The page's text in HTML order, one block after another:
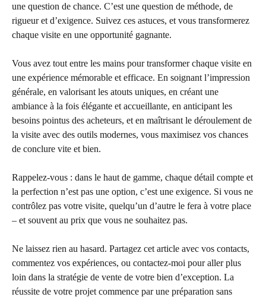
une question de chance. C’est une question de méthode, de
rigueur et d’exigence. Suivez ces astuces, et vous transformerez
chaque visite en une opportunité gagnante.
Vous avez tout entre les mains pour transformer chaque visite en
une expérience mémorable et efficace. En soignant l’impression
générale, en valorisant les atouts uniques, en créant une
ambiance à la fois élégante et accueillante, en anticipant les
besoins pointus des acheteurs, et en maîtrisant le déroulement de
la visite avec des outils modernes, vous maximisez vos chances
de conclure vite et bien.
Rappelez-vous : dans le haut de gamme, chaque détail compte et
la perfection n’est pas une option, c’est une exigence. Si vous ne
contrôlez pas votre visite, quelqu’un d’autre le fera à votre place
– et souvent au prix que vous ne souhaitez pas.
Ne laissez rien au hasard. Partagez cet article avec vos contacts,
commentez vos expériences, ou contactez-moi pour aller plus
loin dans la stratégie de vente de votre bien d’exception. La
réussite de votre projet commence par une préparation sans